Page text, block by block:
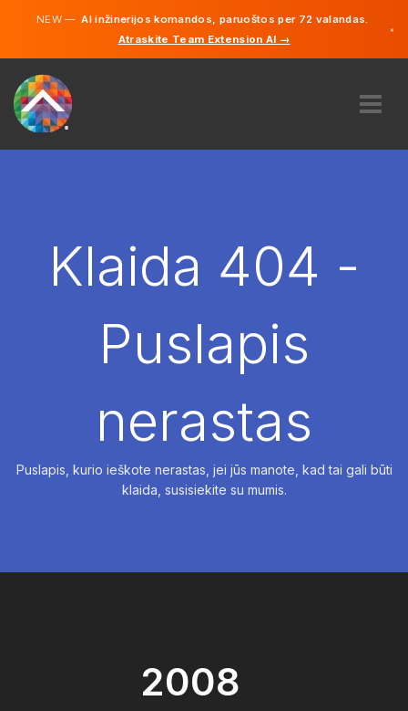
NEW —AI inžinerijos komandos, paruoštos per 72 valandas.
Atraskite Team Extension AI →
×
SAMDYTI
Anglų
Klaida 404 -
Puslapis
nerastas
Puslapis, kurio ieškote nerastas, jei jūs manote, kad tai gali būti
klaida, susisiekite su mumis.
2008